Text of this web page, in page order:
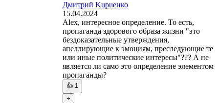
Дмитрий Kuрueнко
15.04.2024
Alex, интересное определение. То есть,
пропаганда здорового образа жизни "это
бездоказательные утверждения,
апеллирующие к эмоциям, преследующие те
или иные политические интересы"??? А не
является ли само это определение элементом
пропаганды?
👍 1
+